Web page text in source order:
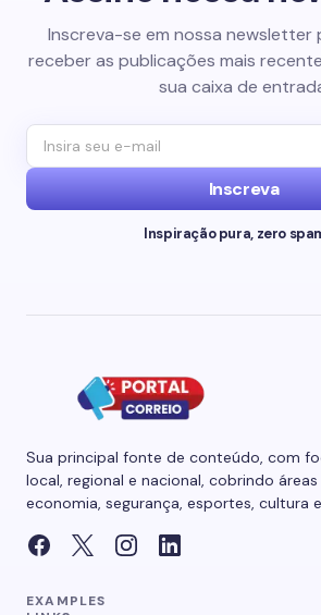
Inscreva-se em nossa newsletter
receber as publicações mais
sua caixa de
Inscreva
Inspiração pura, zero
Sua principal fonte de conteúdo, com
local, regional e nacional, cobrindo
economia, segurança, esportes, cultura
EXAMPLES